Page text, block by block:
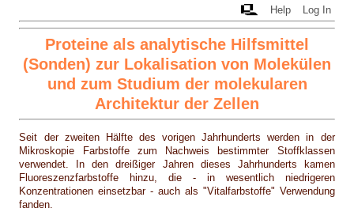
Help Log In
Proteine als analytische Hilfsmittel
(Sonden) zur Lokalisation von Molekülen
und zum Studium der molekularen
Architektur der Zellen
Seit der zweiten Hälfte des vorigen Jahrhunderts werden in der
Mikroskopie Farbstoffe zum Nachweis bestimmter Stoffklassen
verwendet. In den dreißiger Jahren dieses Jahrhunderts kamen
Fluoreszenzfarbstoffe hinzu, die - in wesentlich niedrigeren
Konzentrationen einsetzbar - auch als "Vitalfarbstoffe" Verwendung
fanden.